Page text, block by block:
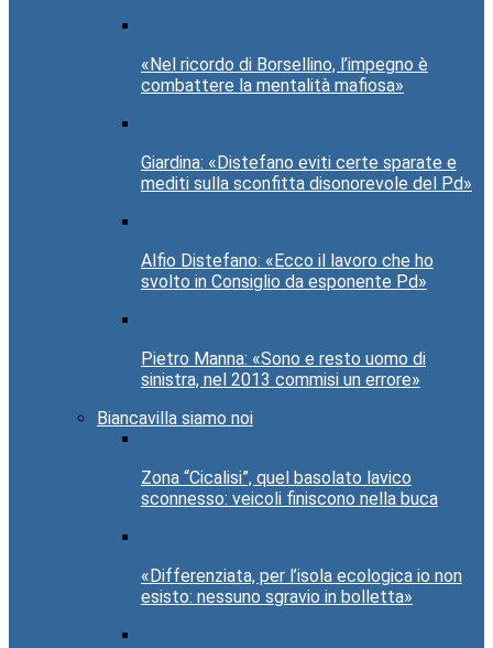
«Nel ricordo di Borsellino, l’impegno è
combattere la mentalità mafiosa»
Giardina: «Distefano eviti certe sparate e
mediti sulla sconfitta disonorevole del Pd»
Alfio Distefano: «Ecco il lavoro che ho
svolto in Consiglio da esponente Pd»
Pietro Manna: «Sono e resto uomo di
sinistra, nel 2013 commisi un errore»
Biancavilla siamo noi
Zona “Cicalisi”, quel basolato lavico
sconnesso: veicoli finiscono nella buca
«Differenziata, per l’isola ecologica io non
esisto: nessuno sgravio in bolletta»